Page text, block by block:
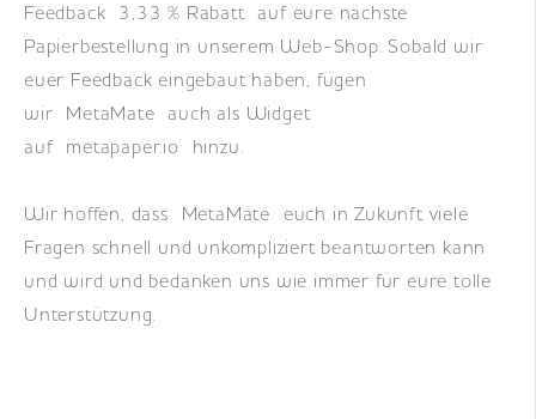
Feedback 3,33 % Rabatt auf eure nächste
Papierbestellung in unserem Web-Shop. Sobald wir
euer Feedback eingebaut haben, fügen
wir MetaMate auch als Widget
auf metapaper.io hinzu.
Wir hoffen, dass MetaMate euch in Zukunft viele
Fragen schnell und unkompliziert beantworten kann
und wird und bedanken uns wie immer für eure tolle
Unterstützung.